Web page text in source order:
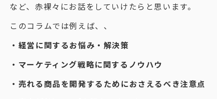
など、赤裸々にお話をしていけたらと思います。
このコラムでは例えば、、
・経営に関するお悩み・解決策
・マーケティング戦略に関するノウハウ
・売れる商品を開発するためにおさえるべき注意点